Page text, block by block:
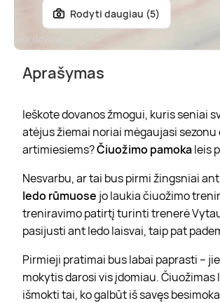
Rodyti daugiau (5)
Aprašymas
Ieškote dovanos žmogui, kuris seniai
atėjus žiemai noriai mėgaujasi
artimiesiems?Čiuožimo pamokaleis
Nesvarbu, ar tai bus pirmi žingsniai
ledo rūmuose jo laukia čiuožimo
treniravimo patirtį turinti trenerė
pasijusti ant ledo laisvai, taip pat
Pirmieji pratimai bus labai paprasti –
mokytis darosi vis įdomiau.
išmokti tai, ko galbūt iš savęs